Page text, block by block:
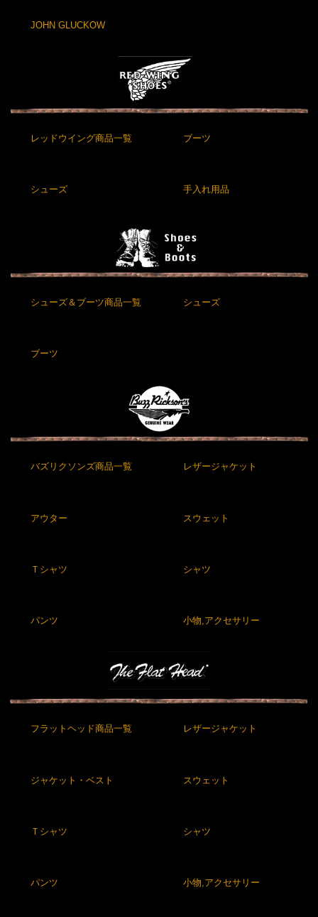
JOHN GLUCKOW
レッドウイング商品一覧 ブーツ
シューズ 手入れ用品
シューズ＆ブーツ商品一覧 シューズ
ブーツ
バズリクソンズ商品一覧 レザージャケット
アウター スウェット
Ｔシャツ シャツ
パンツ 小物,アクセサリー
フラットヘッド商品一覧 レザージャケット
ジャケット・ベスト スウェット
Ｔシャツ シャツ
パンツ 小物,アクセサリー